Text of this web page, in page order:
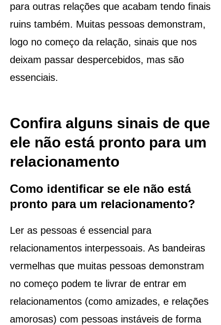
para outras relações que acabam tendo finais
ruins também. Muitas pessoas demonstram,
logo no começo da relação, sinais que nos
deixam passar despercebidos, mas são
essenciais.
Confira alguns sinais de que
ele não está pronto para um
relacionamento
Como identificar se ele não está
pronto para um relacionamento?
Ler as pessoas é essencial para
relacionamentos interpessoais. As bandeiras
vermelhas que muitas pessoas demonstram
no começo podem te livrar de entrar em
relacionamentos (como amizades, e relações
amorosas) com pessoas instáveis de forma